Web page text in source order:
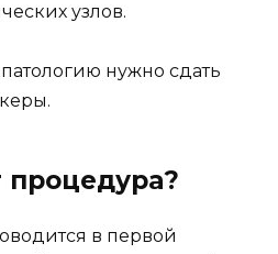
узлов.
нужно сдать
процедура?
в первой